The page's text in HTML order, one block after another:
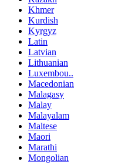
Khmer
Kurdish
Kyrgyz
Latin
Latvian
Lithuanian
Luxembou..
Macedonian
Malagasy
Malay
Malayalam
Maltese
Maori
Marathi
Mongolian